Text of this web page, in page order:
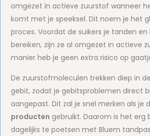
omgezet in actieve zuurstof wanneer
komt met je speeksel. Dit noem je het
proces. Voordat de suikers je tanden en
bereiken, zijn ze al omgezet in actieve
manier heb je geen extra risico op
De zuurstofmoleculen trekken diep in
gebit, zodat je gebitsproblemen direct
aangepast. Dit zal je snel merken als je
producten gebruikt. Daarom is het erg
dagelijks te poetsen met Bluem